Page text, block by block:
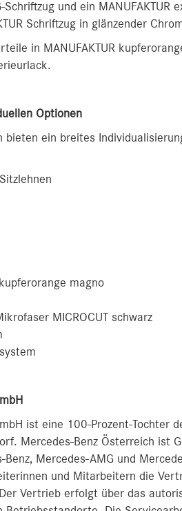
und ein MANUFAKTUR
Schriftzug in glänzender
in MANUFAKTUR
Optionen
bieten ein breites
magno
MICROCUT schwarz
ist eine 100-Prozent-Tochter
Mercedes-Benz Österreich ist
Mercedes-AMG und
und Mitarbeitern die
Vertrieb erfolgt über das